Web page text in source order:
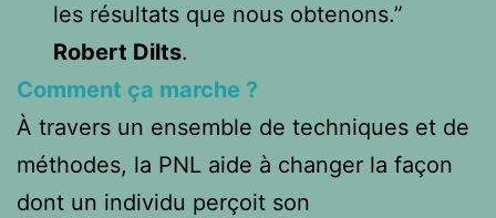
les résultats que nous obtenons.”
Robert Dilts.
Comment ça marche ?
À travers un ensemble de techniques et de
méthodes, la PNL aide à changer la façon
dont un individu perçoit son